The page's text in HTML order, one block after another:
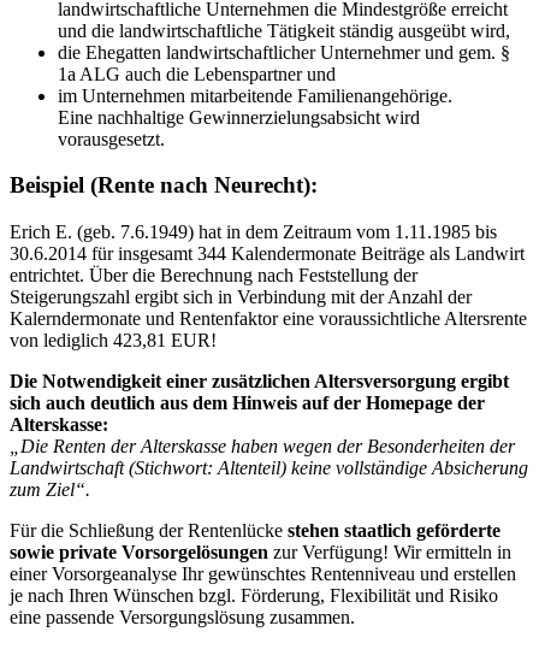
landwirtschaftliche Unternehmen die Mindestgröße erreicht
und die landwirtschaftliche Tätigkeit ständig ausgeübt wird,
die Ehegatten landwirtschaftlicher Unternehmer und gem. §
1a ALG auch die Lebenspartner und
im Unternehmen mitarbeitende Familienangehörige.
Eine nachhaltige Gewinnerzielungsabsicht wird
vorausgesetzt.
Beispiel (Rente nach Neurecht):
Erich E. (geb. 7.6.1949) hat in dem Zeitraum vom 1.11.1985 bis
30.6.2014 für insgesamt 344 Kalendermonate Beiträge als Landwirt
entrichtet. Über die Berechnung nach Feststellung der
Steigerungszahl ergibt sich in Verbindung mit der Anzahl der
Kalerndermonate und Rentenfaktor eine voraussichtliche Altersrente
von lediglich 423,81 EUR!
Die Notwendigkeit einer zusätzlichen Altersversorgung ergibt
sich auch deutlich aus dem Hinweis auf der Homepage der
Alterskasse:
„Die Renten der Alterskasse haben wegen der Besonderheiten der
Landwirtschaft (Stichwort: Altenteil) keine vollständige Absicherung
zum Ziel“.
Für die Schließung der Rentenlücke stehen staatlich geförderte
sowie private Vorsorgelösungen zur Verfügung! Wir ermitteln in
einer Vorsorgeanalyse Ihr gewünschtes Rentenniveau und erstellen
je nach Ihren Wünschen bzgl. Förderung, Flexibilität und Risiko
eine passende Versorgungslösung zusammen.